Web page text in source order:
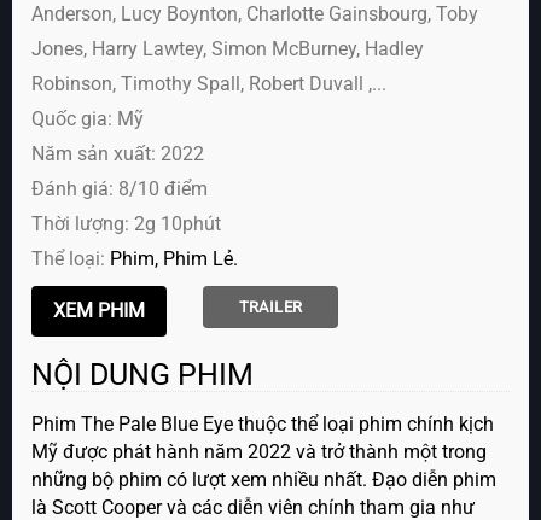
Anderson, Lucy Boynton, Charlotte Gainsbourg, Toby
Jones, Harry Lawtey, Simon McBurney, Hadley
Robinson, Timothy Spall, Robert Duvall ,...
Quốc gia: Mỹ
Năm sản xuất: 2022
Đánh giá: 8/10 điểm
Thời lượng: 2g 10phút
Thể loại: Phim Phim Lẻ
TRAILER
NỘI DUNG PHIM
Phim The Pale Blue Eye thuộc thể loại phim chính kịch
Mỹ được phát hành năm 2022 và trở thành một trong
những bộ phim có lượt xem nhiều nhất. Đạo diễn phim
là Scott Cooper và các diễn viên chính tham gia như